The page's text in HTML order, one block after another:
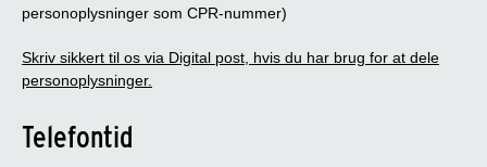
personoplysninger som CPR-nummer)
Skriv sikkert til os via Digital post, hvis du har brug for at dele
personoplysninger.
Telefontid